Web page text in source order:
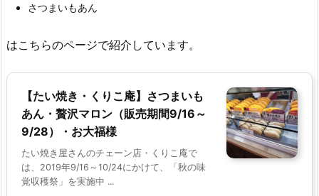
さつまいもあん
はこちらのページで紹介しています。
【たい焼き・くりこ庵】さつまいも
あん・贅沢マロン（販売期間9/16～
9/28）・お大福様
たい焼き屋さんのチェーン店・くりこ庵で
は、2019年9/16～10/24にかけて、「秋の味
覚収穫祭」を実施中 ...